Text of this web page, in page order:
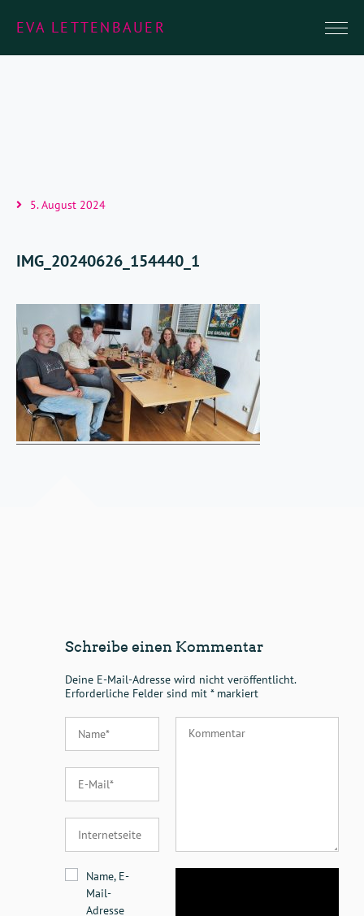
EVA LETTENBAUER
5. August 2024
IMG_20240626_154440_1
Schreibe einen Kommentar
Deine E-Mail-Adresse wird nicht veröffentlicht.
Erforderliche Felder sind mit *markiert
Name, E-
Mail-
Adresse